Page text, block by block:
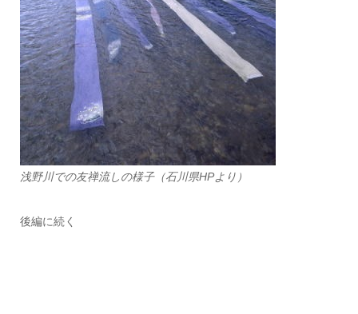
浅野川での友禅流しの様子（石川県HPより）
後編に続く